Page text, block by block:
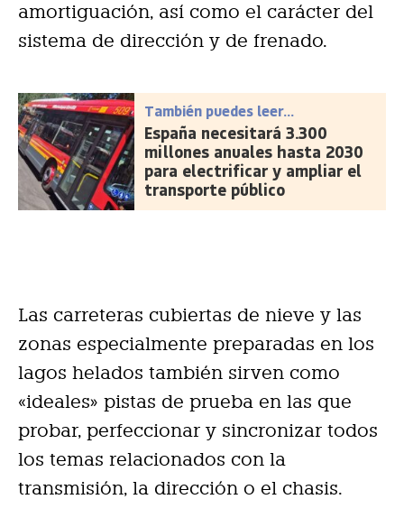
amortiguación, así como el carácter del
sistema de dirección y de frenado.
También puedes leer...
España necesitará 3.300
millones anuales hasta 2030
para electrificar y ampliar el
transporte público
Las carreteras cubiertas de nieve y las
zonas especialmente preparadas en los
lagos helados también sirven como
«ideales» pistas de prueba en las que
probar, perfeccionar y sincronizar todos
los temas relacionados con la
transmisión, la dirección o el chasis.